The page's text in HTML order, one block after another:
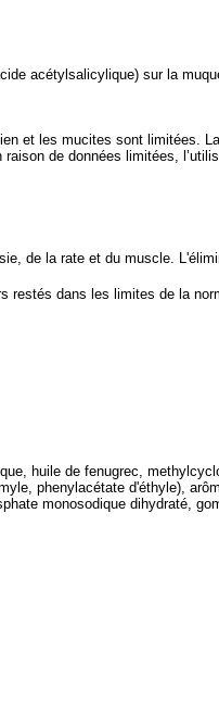
acétylsalicylique) sur la
et les mucites sont limitées.
de données limitées,
de la rate et du muscle.
restés dans les limites de la
huile de fenugrec,
phenylacétate d'éthyle),
monosodique dihydraté,